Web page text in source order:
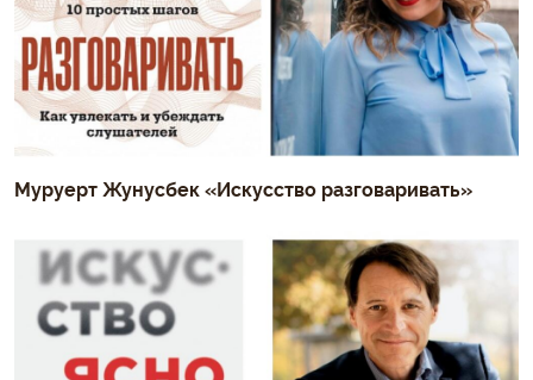
Муруерт Жунусбек «Искусство разговаривать»